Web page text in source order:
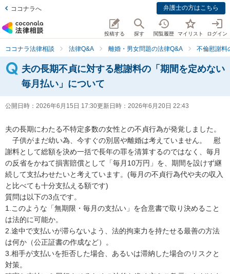
ココナラへ 弁護士の方はこちら
投稿する 探す 閲覧履歴 マイリスト ログイン
ココナラ法律相談 法律Q&A 離婚・男女問題の法律Q&A 不倫慰謝料
夫の長期不貞に対する慰謝料の「期間を定めない
毎月払い」について
公開日時： 2026年6月15日 17:30更新日時： 2026年6月20日 22:43
夫の長期にわたる不特定多数の女性との不貞行為が発覚しました。
子供がまだ幼い為、今すぐの別居や離婚は考えていません。　慰
謝料として総額を決め一括で長年の罪を清算するのではなく、毎月
の反省をかねて損害賠償として「毎月10万円」を、期間を設けず継
続して支払わせたいと考えています。(毎月の不貞行為代や夫の収入
と比べても十分支払える額です)
質問は以下の3点です。
1.このような「無期限・毎月の支払い」を合意書で取り決めること
は法的に可能か。
2.途中で支払いが滞らないよう、法的拘束力を持たせる最善の方法
は何か（公正証書の作成など）。
3.相手が支払いを拒否した場合、あるいは滞納した場合のリスクと
対策。